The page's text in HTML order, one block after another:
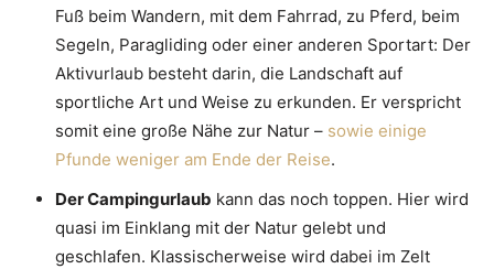
Fuß beim Wandern, mit dem Fahrrad, zu Pferd, beim
Segeln, Paragliding oder einer anderen Sportart: Der
Aktivurlaub besteht darin, die Landschaft auf
sportliche Art und Weise zu erkunden. Er verspricht
somit eine große Nähe zur Natur – sowie einige
Pfunde weniger am Ende der Reise.
Der Campingurlaub kann das noch toppen. Hier wird
quasi im Einklang mit der Natur gelebt und
geschlafen. Klassischerweise wird dabei im Zelt